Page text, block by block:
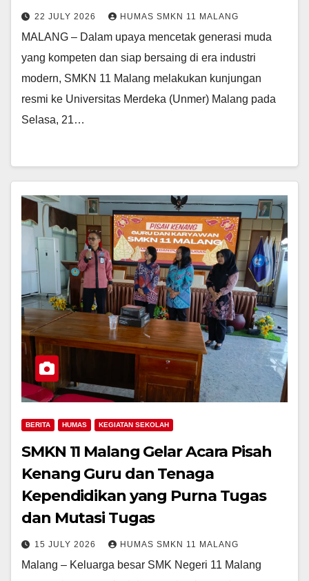
22 JULY 2026 HUMAS SMKN 11 MALANG
MALANG – Dalam upaya mencetak generasi muda
yang kompeten dan siap bersaing di era industri
modern, SMKN 11 Malang melakukan kunjungan
resmi ke Universitas Merdeka (Unmer) Malang pada
Selasa, 21…
BERITA HUMAS KEGIATAN SEKOLAH
SMKN 11 Malang Gelar Acara Pisah
Kenang Guru dan Tenaga
Kependidikan yang Purna Tugas
dan Mutasi Tugas
15 JULY 2026 HUMAS SMKN 11 MALANG
Malang – Keluarga besar SMK Negeri 11 Malang